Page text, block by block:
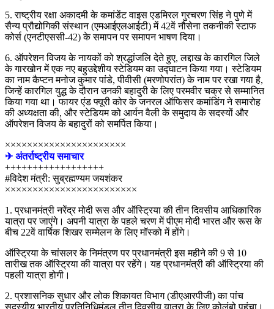
5. राष्ट्रीय रक्षा अकादमी के कमांडेंट वाइस एडमिरल गुरचरण सिंह ने पुणे में
सैन्य प्रौद्योगिकी संस्थान (एमआईएलआईटी) में 42वें नौसेना तकनीकी स्टाफ
कोर्स (एनटीएससी-42) के समापन पर समापन भाषण दिया।
6. ऑपरेशन विजय के नायकों को श्रद्धांजलि देते हुए, लद्दाख के कारगिल जिले
के गारखोन में एक नए बहुउद्देशीय स्टेडियम का उद्घाटन किया गया। स्टेडियम
का नाम कैप्टन मनोज कुमार पांडे, पीवीसी (मरणोपरांत) के नाम पर रखा गया है,
जिन्हें कारगिल युद्ध के दौरान उनकी बहादुरी के लिए परमवीर चक्र से सम्मानित
किया गया था। फायर एंड फ्यूरी कोर के जनरल ऑफिसर कमांडिंग ने समारोह
की अध्यक्षता की, और स्टेडियम को आर्यन वैली के समुदाय के सदस्यों और
ऑपरेशन विजय के बहादुरों को समर्पित किया।
××××××××××××××××××××××
✈ अंतर्राष्ट्रीय समाचार
++++++++++++++++++
#विदेश मंत्री: सुब्रह्मण्यम जयशंकर
××××××××××××××××××××××××
1. प्रधानमंत्री नरेंद्र मोदी रूस और ऑस्ट्रिया की तीन दिवसीय आधिकारिक
यात्रा पर जाएंगे। अपनी यात्रा के पहले चरण में पीएम मोदी भारत और रूस के
बीच 22वें वार्षिक शिखर सम्मेलन के लिए मॉस्को में होंगे।
ऑस्ट्रिया के चांसलर के निमंत्रण पर प्रधानमंत्री इस महीने की 9 से 10
तारीख तक ऑस्ट्रिया की यात्रा पर रहेंगे। यह प्रधानमंत्री की ऑस्ट्रिया की
पहली यात्रा होगी।
2. प्रशासनिक सुधार और लोक शिकायत विभाग (डीएआरपीजी) का पांच
सदस्यीय भारतीय प्रतिनिधिमंडल तीन दिवसीय यात्रा के लिए कोलंबो पहुंचा।